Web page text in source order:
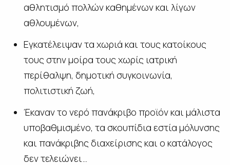
αθλητισμό πολλών καθημένων και λίγων
αθλουμένων,
Εγκατέλειψαν τα χωριά και τους κατοίκους
τους στην μοίρα τους χωρίς ιατρική
περίθαλψη, δημοτική συγκοινωνία,
πολιτιστική ζωή,
Έκαναν το νερό πανάκριβο προϊόν και μάλιστα
υποβαθμισμένο, τα σκουπίδια εστία μόλυνσης
και πανάκριβης διαχείρισης και ο κατάλογος
δεν τελειώνει…